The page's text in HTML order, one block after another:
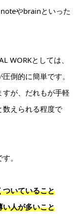
やbrainといった
WORKとしては、
倒的に簡単です。
が、だれもが手軽
数えられる程度で
。
ついていること
い人が多いこと